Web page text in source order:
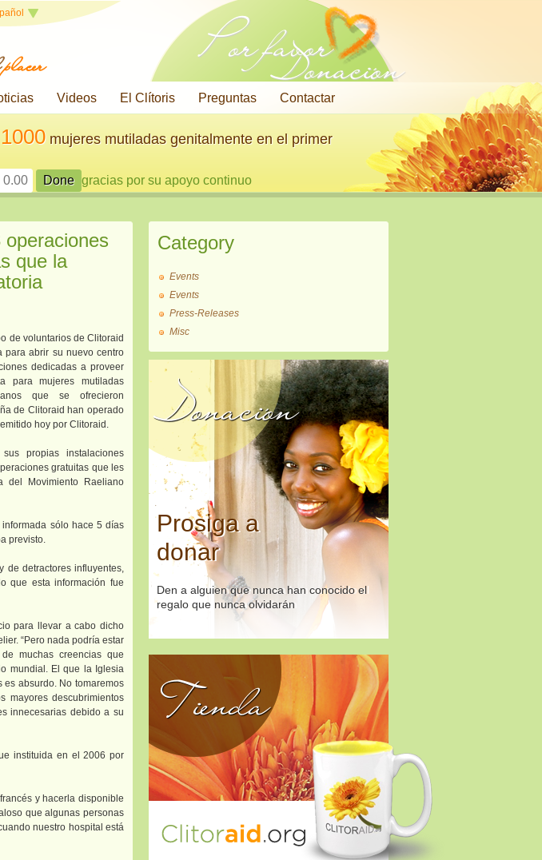
placer Por favorDonación
Videos El Clítoris Preguntas Contactar
1000mujeres mutiladas genitalmente en el primer
gracias por su apoyo continuo
que la
de voluntarios de Clitoraid
para abrir su nuevo centro
dedicadas a proveer
para mujeres mutiladas
que se ofrecieron
de Clitoraid han operado
hoy por Clitoraid.
propias instalaciones
gratuitas que les
del Movimiento Raeliano
sólo hace 5 días
previsto.
de detractores influyentes,
que esta información fue
para llevar a cabo dicho
“Pero nada podría estar
muchas creencias que
mundial. El que la Iglesia
absurdo. No tomaremos
mayores descubrimientos
innecesarias debido a su
instituida en el 2006 por
y hacerla disponible
que algunas personas
nuestro hospital está
Category
Events
Events
Press-Releases
Misc
Donación
Prosiga a
donar
Den a alguien que nunca han conocido el
regalo que nunca olvidarán
Tienda